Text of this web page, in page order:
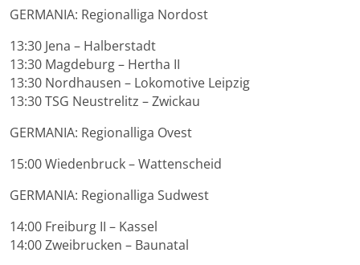
GERMANIA: Regionalliga Nordost
13:30 Jena – Halberstadt
13:30 Magdeburg – Hertha II
13:30 Nordhausen – Lokomotive Leipzig
13:30 TSG Neustrelitz – Zwickau
GERMANIA: Regionalliga Ovest
15:00 Wiedenbruck – Wattenscheid
GERMANIA: Regionalliga Sudwest
14:00 Freiburg II – Kassel
14:00 Zweibrucken – Baunatal